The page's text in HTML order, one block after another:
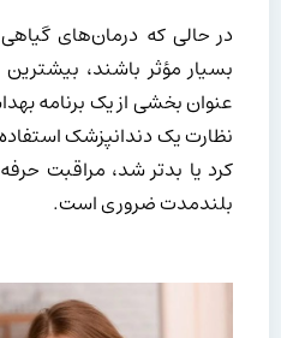
در حالی که درمان‌های
بسیار مؤثر باشند، بیشترین
عنوان بخشی از یک برنامه
نظارت یک دندانپزشک
کرد یا بدتر شد، مراقبت
بلندمدت ضروری است.